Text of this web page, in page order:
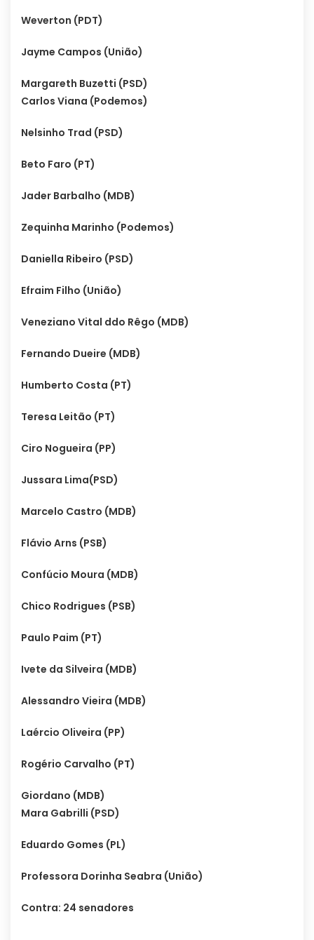
Weverton (PDT)
Jayme Campos (União)
Margareth Buzetti (PSD)
Carlos Viana (Podemos)
Nelsinho Trad (PSD)
Beto Faro (PT)
Jader Barbalho (MDB)
Zequinha Marinho (Podemos)
Daniella Ribeiro (PSD)
Efraim Filho (União)
Veneziano Vital ddo Rêgo (MDB)
Fernando Dueire (MDB)
Humberto Costa (PT)
Teresa Leitão (PT)
Ciro Nogueira (PP)
Jussara Lima(PSD)
Marcelo Castro (MDB)
Flávio Arns (PSB)
Confúcio Moura (MDB)
Chico Rodrigues (PSB)
Paulo Paim (PT)
Ivete da Silveira (MDB)
Alessandro Vieira (MDB)
Laércio Oliveira (PP)
Rogério Carvalho (PT)
Giordano (MDB)
Mara Gabrilli (PSD)
Eduardo Gomes (PL)
Professora Dorinha Seabra (União)
Contra: 24 senadores